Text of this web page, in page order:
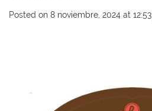
Posted on 8 noviembre, 2024 at 12:53